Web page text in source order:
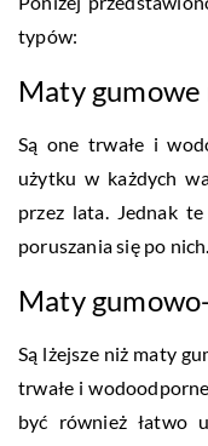
typów:
Maty gumowe
Są one trwałe i
użytku w każdych
przez lata. Jednak
poruszania się po nich.
Maty
Są lżejsze niż maty
trwałe i
być również łatwo